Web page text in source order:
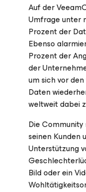
Auf der
Umfrage unter
Prozent der
Ebenso
Prozent der
der
um sich vor
Daten
weltweit dabei
Die
seinen Kunden
Unterstützung
Bild oder ein